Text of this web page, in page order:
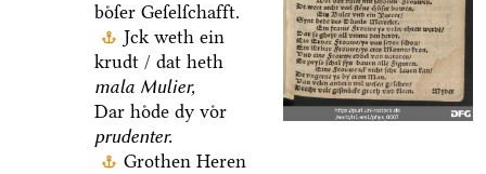
boͤſer Geſelſchafft.
Jck weth ein
krudt / dat heth
mala Mulier,
Dar hoͤde dy voͤr
prudenter.
Grothen Heren